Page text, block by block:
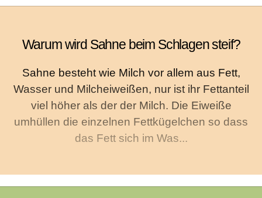
Warum wird Sahne beim Schlagen steif?
Sahne besteht wie Milch vor allem aus Fett,
Wasser und Milcheiweißen, nur ist ihr Fettanteil
viel höher als der der Milch. Die Eiweiße
umhüllen die einzelnen Fettkügelchen so dass
das Fett sich im Was...